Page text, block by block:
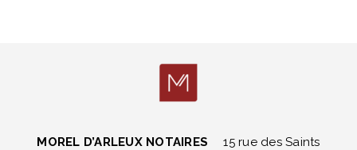
MOREL D’ARLEUX NOTAIRES
15 rue des Saints